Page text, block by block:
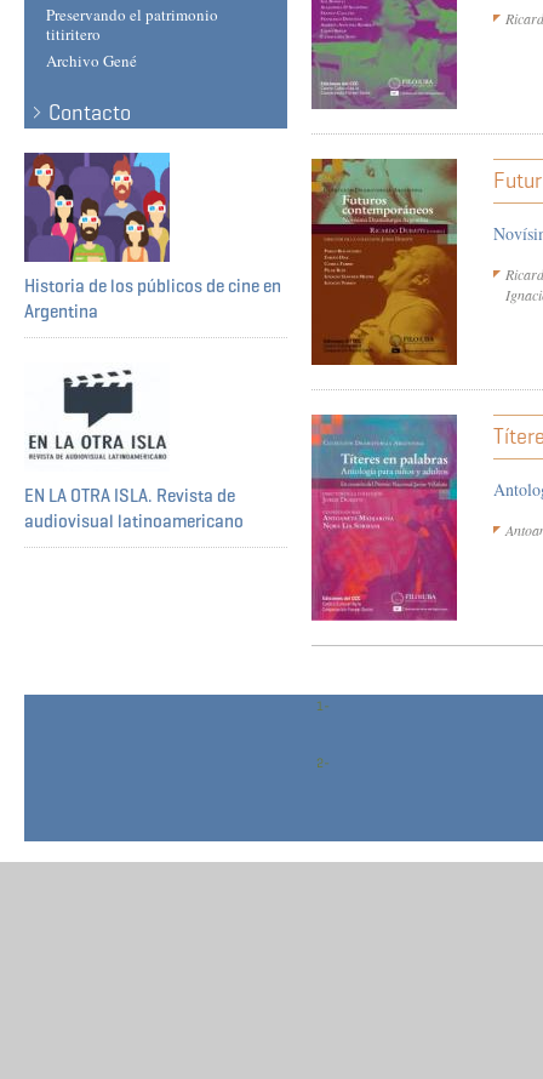
Preservando el patrimonio
titiritero
Archivo Gené
Contacto
Historia de los públicos de cine en
Argentina
EN LA OTRA ISLA. Revista de
audiovisual latinoamericano